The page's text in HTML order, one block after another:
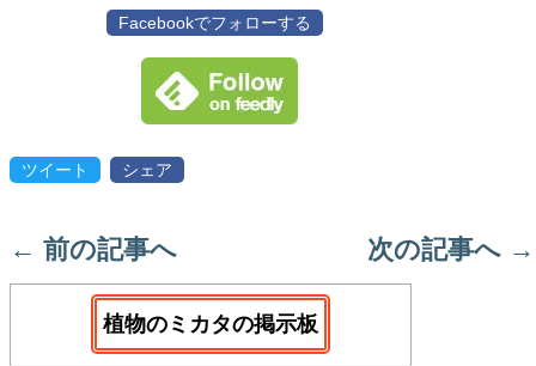
Facebookでフォローする
ツイート シェア
← 前の記事へ 次の記事へ →
植物のミカタの掲示板